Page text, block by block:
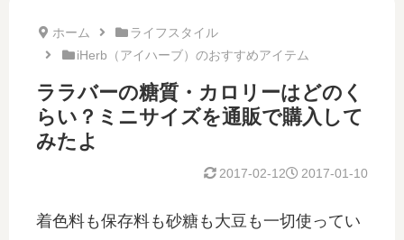
ホーム
ライフスタイル
iHerb（アイハーブ）のおすすめアイテム
ララバーの糖質・カロリーはどのく
らい？ミニサイズを通販で購入して
みたよ
2017-01-10
2017-02-12
着色料も保存料も砂糖も大豆も一切使ってい